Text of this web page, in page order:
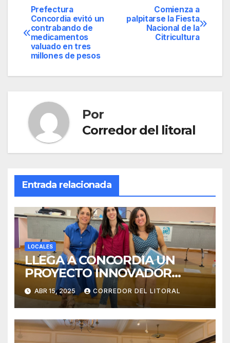
Navegación
de
entradas
Comienza a
palpitarse la Fiesta
Nacional de la
Citricultura
Prefectura
Concordia evitó un
contrabando de
medicamentos
valuado en tres
millones de pesos
Por
Corredor del litoral
Entrada relacionada
LOCALES
LLEGA A CONCORDIA UN
PROYECTO INNOVADOR
SOBRE EL DUELO Y LA
CULTURA.
ABR 15, 2025 CORREDOR DEL LITORAL